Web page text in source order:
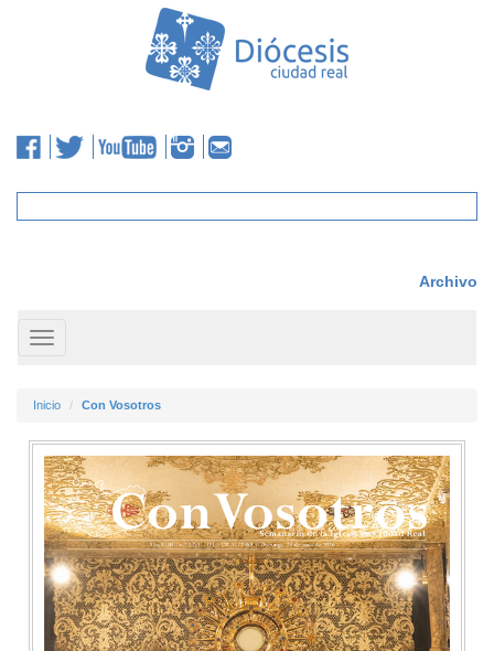
Archivo
Toggle
navigation
Inicio Con Vosotros